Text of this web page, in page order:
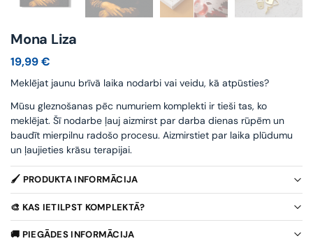
Mona Liza
19,99€
Meklējat jaunu brīvā laika nodarbi vai veidu, kā atpūsties?
Mūsu gleznošanas pēc numuriem komplekti ir tieši tas, ko
meklējat. Šī nodarbe ļauj aizmirst par darba dienas rūpēm un
baudīt mierpilnu radošo procesu. Aizmirstiet par laika plūdumu
un ļaujieties krāsu terapijai.
🖌️ PRODUKTA INFORMĀCIJA
🎨 KAS IETILPST KOMPLEKTĀ?
🚚 PIEGĀDES INFORMĀCIJA